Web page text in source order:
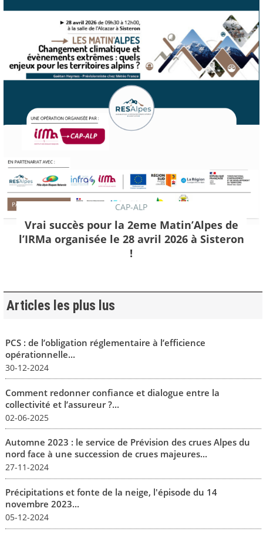
CAP-ALP
Vrai succès pour la 2eme Matin’Alpes de
l’IRMa organisée le 28 avril 2026 à Sisteron
!
Articles les plus lus
PCS : de l’obligation réglementaire à l’efficience
opérationnelle...
30-12-2024
Comment redonner confiance et dialogue entre la
collectivité et l’assureur ?...
02-06-2025
Automne 2023 : le service de Prévision des crues Alpes du
nord face à une succession de crues majeures...
27-11-2024
Précipitations et fonte de la neige, l'épisode du 14
novembre 2023...
05-12-2024